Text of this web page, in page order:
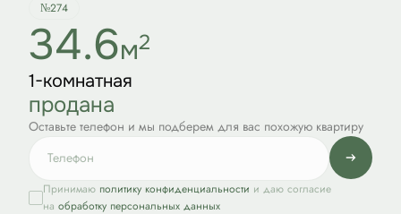
№274
34.6м2
1-комнатная
продана
Оставьте телефон и мы подберем для вас похожую квартиру
Принимаю политику конфиденциальности и даю согласие
на обработку персональных данных